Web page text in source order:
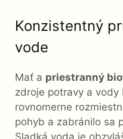
Konzistentný
vode
Mať a priestranný
zdroje potravy a
rovnomerne
pohyb a zabránilo sa
Sladká voda je